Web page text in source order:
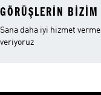
GÖRÜŞLERIN
Sana daha iyi hizmet
veriyoruz